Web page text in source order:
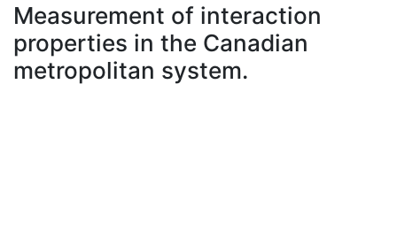
À propos
Measurement of interaction
properties in the Canadian
metropolitan system.